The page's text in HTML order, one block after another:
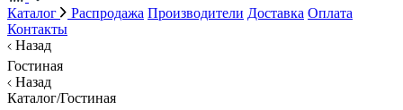
Каталог Распродажа Производители Доставка Оплата
Контакты
Назад
Гостиная
Назад
Каталог/Гостиная